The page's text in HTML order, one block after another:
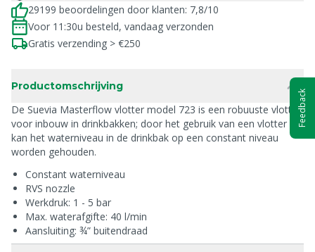
29199 beoordelingen door klanten: 7,8/10
Voor 11:30u besteld, vandaag verzonden
Gratis verzending > €250
Productomschrijving
De Suevia Masterflow vlotter model 723 is een robuuste vlotter
voor inbouw in drinkbakken; door het gebruik van een vlotter
kan het waterniveau in de drinkbak op een constant niveau
worden gehouden.
Constant waterniveau
RVS nozzle
Werkdruk: 1 - 5 bar
Max. waterafgifte: 40 l/min
Aansluiting: ¾” buitendraad
Feedback